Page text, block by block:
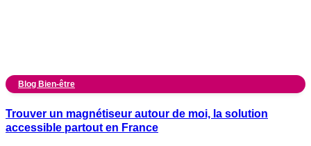
Blog Bien-être
Trouver un magnétiseur autour de moi, la solution
accessible partout en France